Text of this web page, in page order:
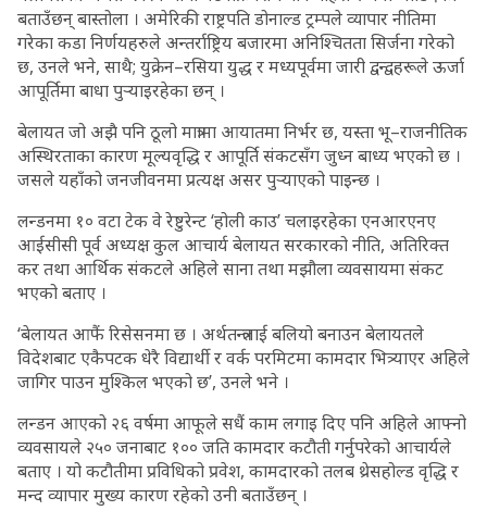
बताउँछन् बास्तोला । अमेरिकी राष्ट्रपति डोनाल्ड ट्रम्पले व्यापार नीतिमा
गरेका कडा निर्णयहरुले अन्तर्राष्ट्रिय बजारमा अनिश्चितता सिर्जना गरेको
छ, उनले भने, साथै; युक्रेन–रसिया युद्ध र मध्यपूर्वमा जारी द्वन्द्वहरूले ऊर्जा
आपूर्तिमा बाधा पुर्‍याइरहेका छन् ।
बेलायत जो अझै पनि ठूलो मात्रामा आयातमा निर्भर छ, यस्ता भू–राजनीतिक
अस्थिरताका कारण मूल्यवृद्धि र आपूर्ति संकटसँग जुध्न बाध्य भएको छ ।
जसले यहाँको जनजीवनमा प्रत्यक्ष असर पुर्‍याएको पाइन्छ ।
लन्डनमा १० वटा टेक वे रेष्टुरेन्ट ‘होली काउ’ चलाइरहेका एनआरएनए
आईसीसी पूर्व अध्यक्ष कुल आचार्य बेलायत सरकारको नीति, अतिरिक्त
कर तथा आर्थिक संकटले अहिले साना तथा मझौला व्यवसायमा संकट
भएको बताए ।
‘बेलायत आफैं रिसेसनमा छ । अर्थतन्त्रलाई बलियो बनाउन बेलायतले
विदेशबाट एकैपटक धेरै विद्यार्थी र वर्क परमिटमा कामदार भित्र्याएर अहिले
जागिर पाउन मुश्किल भएको छ’, उनले भने ।
लन्डन आएको २६ वर्षमा आफूले सधैं काम लगाइ दिए पनि अहिले आफ्नो
व्यवसायले २५० जनाबाट १०० जति कामदार कटौती गर्नुपरेको आचार्यले
बताए । यो कटौतीमा प्रविधिको प्रवेश, कामदारको तलब थ्रेसहोल्ड वृद्धि र
मन्द व्यापार मुख्य कारण रहेको उनी बताउँछन् ।